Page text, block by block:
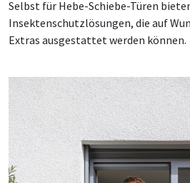
Selbst für Hebe-Schiebe-Türen
Insektenschutzlösungen, die auf
Extras ausgestattet werden können.